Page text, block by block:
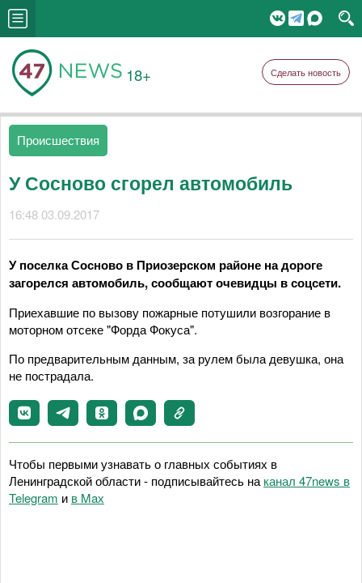
18+ Сделать новость
Происшествия
У Сосново сгорел автомобиль
16:48 03.09.2017
У поселка Сосново в Приозерском районе на дороге
загорелся автомобиль, сообщают очевидцы в соцсети.
Приехавшие по вызову пожарные потушили возгорание в
моторном отсеке "Форда Фокуса".
По предварительным данным, за рулем была девушка, она
не пострадала.
Чтобы первыми узнавать о главных событиях в
Ленинградской области - подписывайтесь на канал 47news в
Telegram и в Maх